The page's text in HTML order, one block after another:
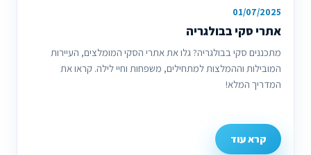
01/07/2025
אתרי סקי בבולגריה
מתכננים סקי בבולגריה? גלו את אתרי הסקי המומלצים, העיירות
המובילות וההמלצות למתחילים, משפחות וחיי לילה. קראו את
המדריך המלא!
קרא עוד